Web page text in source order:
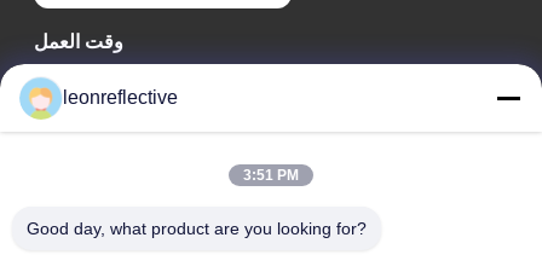
وقت العمل
9:00-18:00
عنواننا
التكنولوجيا العالية، هيفي، أنهوي، الصين
leonreflective
3:51 PM
Good day, what product are you looking for?